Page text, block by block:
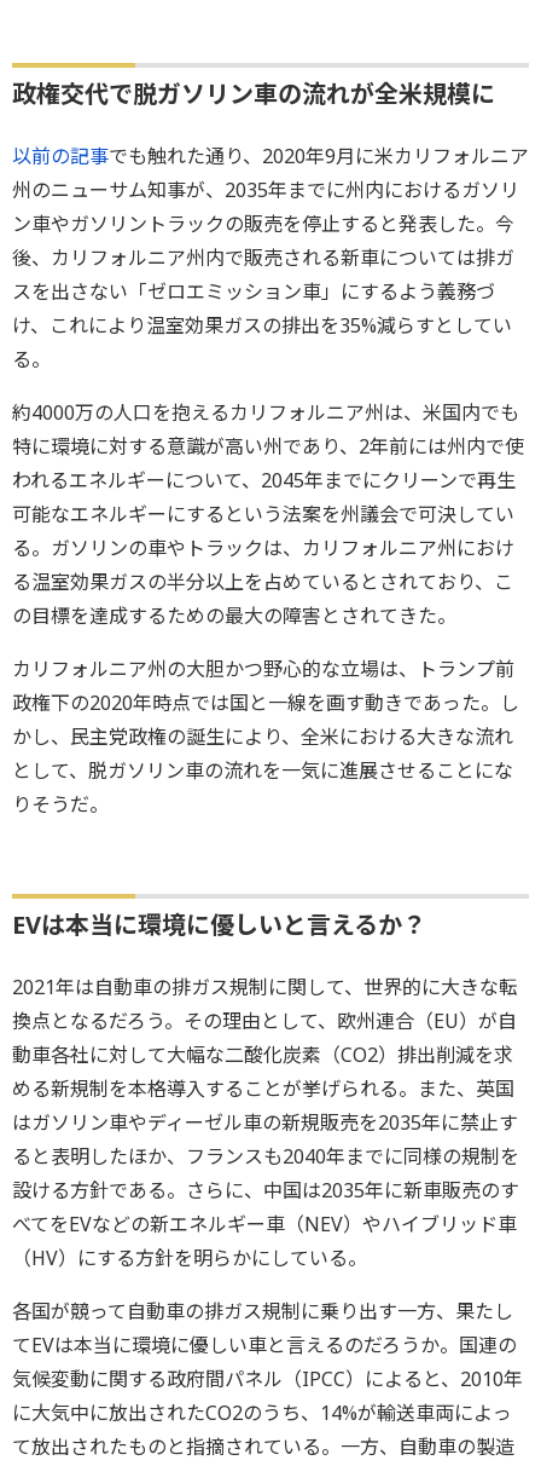
政権交代で脱ガソリン車の流れが全米規模に
以前の記事でも触れた通り、2020年9月に米カリフォルニア
州のニューサム知事が、2035年までに州内におけるガソリ
ン車やガソリントラックの販売を停止すると発表した。今
後、カリフォルニア州内で販売される新車については排ガ
スを出さない「ゼロエミッション車」にするよう義務づ
け、これにより温室効果ガスの排出を35%減らすとしてい
る。
約4000万の人口を抱えるカリフォルニア州は、米国内でも
特に環境に対する意識が高い州であり、2年前には州内で使
われるエネルギーについて、2045年までにクリーンで再生
可能なエネルギーにするという法案を州議会で可決してい
る。ガソリンの車やトラックは、カリフォルニア州におけ
る温室効果ガスの半分以上を占めているとされており、こ
の目標を達成するための最大の障害とされてきた。
カリフォルニア州の大胆かつ野心的な立場は、トランプ前
政権下の2020年時点では国と一線を画す動きであった。し
かし、民主党政権の誕生により、全米における大きな流れ
として、脱ガソリン車の流れを一気に進展させることにな
りそうだ。
EVは本当に環境に優しいと言えるか？
2021年は自動車の排ガス規制に関して、世界的に大きな転
換点となるだろう。その理由として、欧州連合（EU）が自
動車各社に対して大幅な二酸化炭素（CO2）排出削減を求
める新規制を本格導入することが挙げられる。また、英国
はガソリン車やディーゼル車の新規販売を2035年に禁止す
ると表明したほか、フランスも2040年までに同様の規制を
設ける方針である。さらに、中国は2035年に新車販売のす
べてをEVなどの新エネルギー車（NEV）やハイブリッド車
（HV）にする方針を明らかにしている。
各国が競って自動車の排ガス規制に乗り出す一方、果たし
てEVは本当に環境に優しい車と言えるのだろうか。国連の
気候変動に関する政府間パネル（IPCC）によると、2010年
に大気中に放出されたCO2のうち、14%が輸送車両によっ
て放出されたものと指摘されている。一方、自動車の製造